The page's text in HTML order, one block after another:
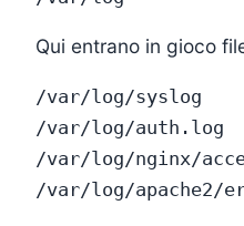
Qui entrano in gioco
/var/log/syslog
/var/log/auth.log
/var/log/nginx/